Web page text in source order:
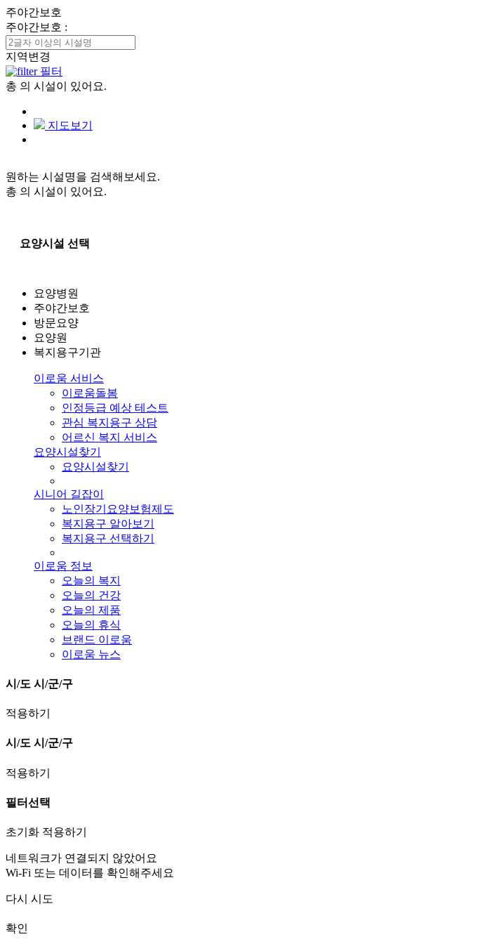
주야간보호
주야간보호 :
지역변경
필터
총 의 시설이 있어요.
지도보기
원하는 시설명을 검색해보세요.
총 의 시설이 있어요.
요양시설 선택
요양병원
주야간보호
방문요양
요양원
복지용구기관
이로움 서비스
이로움돌봄
인정등급 예상 테스트
관심 복지용구 상담
어르신 복지 서비스
요양시설찾기
요양시설찾기
시니어 길잡이
노인장기요양보험제도
복지용구 알아보기
복지용구 선택하기
이로움 정보
오늘의 복지
오늘의 건강
오늘의 제품
오늘의 휴식
브랜드 이로움
이로움 뉴스
시/도 시/군/구
적용하기
시/도 시/군/구
적용하기
필터선택
초기화 적용하기
네트워크가 연결되지 않았어요
Wi-Fi 또는 데이터를 확인해주세요
다시 시도
확인